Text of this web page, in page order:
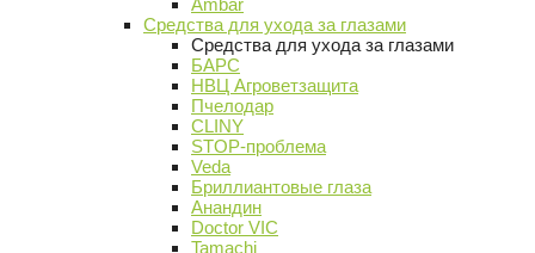
Ambar
Средства для ухода за глазами
Средства для ухода за глазами
БАРС
НВЦ Агроветзащита
Пчелодар
CLINY
STOP-проблема
Veda
Бриллиантовые глаза
Анандин
Doctor VIC
Tamachi